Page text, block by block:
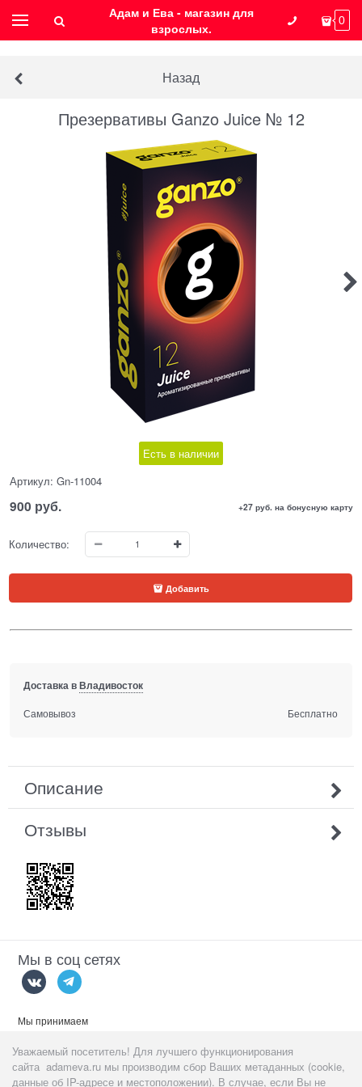
Адам и Ева - магазин для
взрослых.
0
Назад
Презервативы Ganzo Juice № 12
Есть в наличии
Артикул: Gn-11004
900 руб. +27 руб. на бонусную карту
Количество:
Добавить
Доставка вВладивосток
Самовывоз Бесплатно
Описание
Отзывы
Мы в соц сетях
Мы принимаем
Уважаемый посетитель! Для лучшего функционирования
сайта adameva.ru мы производим сбор Ваших метаданных (cookie,
данные об IP-адресе и местоположении). В случае, если Вы не